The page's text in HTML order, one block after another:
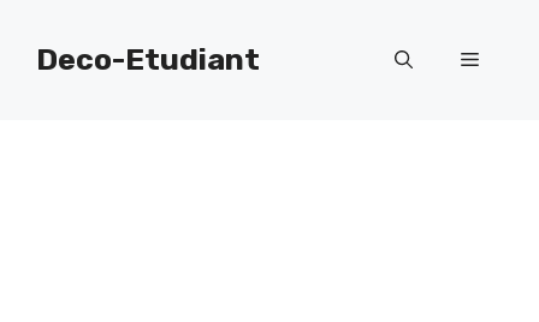
contenuDeco-Etudiant Menu